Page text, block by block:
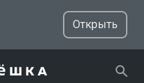
Открыть